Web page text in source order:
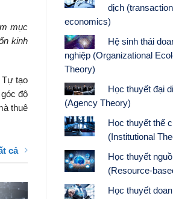
mục
kinh
Tự tạo
độ
thuê
cả
dịch
economics)
Hệ sinh thái
nghiệp (Organizational
Theory)
Học thuyết đại
(Agency Theory)
Học thuyết thể
(Institutional
Học thuyết
(Resource-
Học thuyết